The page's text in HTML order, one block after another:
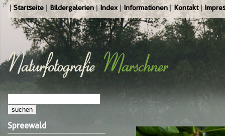
Startseite Bildergalerien Index Informationen Kontakt
Spreewald